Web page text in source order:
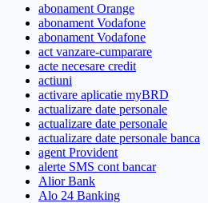
abonament Orange
abonament Vodafone
abonament Vodafone
act vanzare-cumparare
acte necesare credit
actiuni
activare aplicatie myBRD
actualizare date personale
actualizare date personale
actualizare date personale banca
agent Provident
alerte SMS cont bancar
Alior Bank
Alo 24 Banking